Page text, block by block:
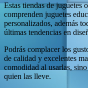
Estas tiendas de juguetes
comprenden juguetes
personalizados, además
últimas tendencias en
Podrás complacer los
de calidad y excelentes
comodidad al usarlas,
quien las lleve.